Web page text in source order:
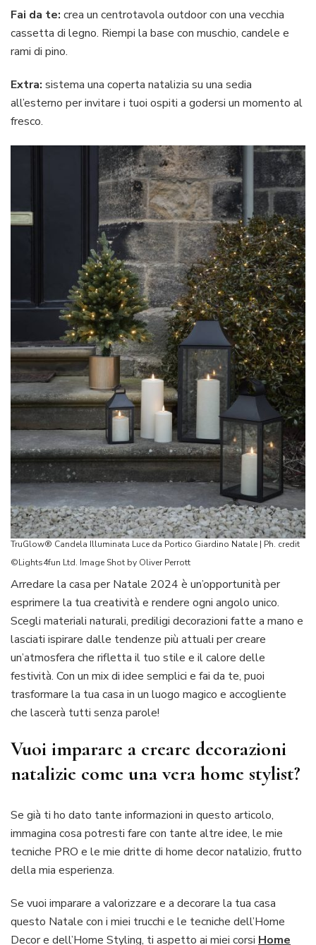
Fai da te: crea un centrotavola outdoor con una vecchia
cassetta di legno. Riempi la base con muschio, candele e
rami di pino.
Extra: sistema una coperta natalizia su una sedia
all’esterno per invitare i tuoi ospiti a godersi un momento al
fresco.
TruGlow® Candela Illuminata Luce da Portico Giardino Natale | Ph. credit
©Lights4fun Ltd. Image Shot by Oliver Perrott
Arredare la casa per Natale 2024 è un’opportunità per
esprimere la tua creatività e rendere ogni angolo unico.
Scegli materiali naturali, prediligi decorazioni fatte a mano e
lasciati ispirare dalle tendenze più attuali per creare
un’atmosfera che rifletta il tuo stile e il calore delle
festività. Con un mix di idee semplici e fai da te, puoi
trasformare la tua casa in un luogo magico e accogliente
che lascerà tutti senza parole!
Vuoi imparare a creare decorazioni
natalizie come una vera home stylist?
Se già ti ho dato tante informazioni in questo articolo,
immagina cosa potresti fare con tante altre idee, le mie
tecniche PRO e le mie dritte di home decor natalizio, frutto
della mia esperienza.
Se vuoi imparare a valorizzare e a decorare la tua casa
questo Natale con i miei trucchi e le tecniche dell’Home
Decor e dell’Home Styling, ti aspetto ai miei corsi Home